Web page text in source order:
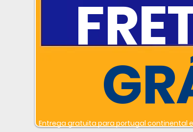
Entrega gratuita para portugal continental